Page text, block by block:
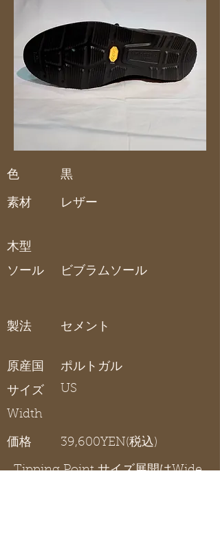
色
素材
黒
レザー
木型
ソール
ビブラムソール
製法 セメント
原産国
サイズ
Width
ポルトガル
US
価格 39,600YEN(税込)
Tipping Point サイズ展開はWide